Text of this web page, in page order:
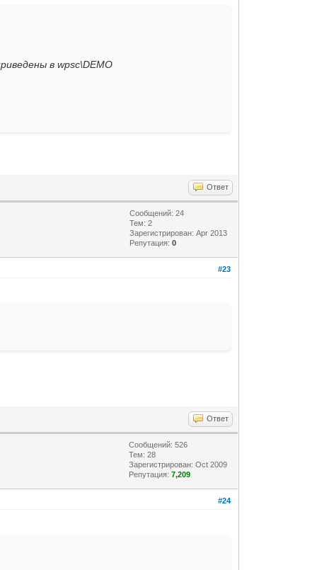
в wpsc\DEMO
Ответ
Сообщений: 24
Тем: 2
Зарегистрирован: Apr 2013
Репутация:0
#23
Ответ
Сообщений: 526
Тем: 28
Зарегистрирован: Oct 2009
Репутация:7,209
#24